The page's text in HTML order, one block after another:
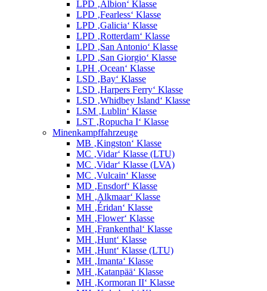
LPD ‚Albion‘ Klasse
LPD ‚Fearless‘ Klasse
LPD ‚Galicia‘ Klasse
LPD ‚Rotterdam‘ Klasse
LPD ‚San Antonio‘ Klasse
LPD ‚San Giorgio‘ Klasse
LPH ‚Ocean‘ Klasse
LSD ‚Bay‘ Klasse
LSD ‚Harpers Ferry‘ Klasse
LSD ‚Whidbey Island‘ Klasse
LSM ‚Lublin‘ Klasse
LST ‚Ropucha I‘ Klasse
Minenkampffahrzeuge
MB ‚Kingston‘ Klasse
MC ‚Vidar‘ Klasse (LTU)
MC ‚Vidar‘ Klasse (LVA)
MC ‚Vulcain‘ Klasse
MD ‚Ensdorf‘ Klasse
MH ‚Alkmaar‘ Klasse
MH ‚Éridan‘ Klasse
MH ‚Flower‘ Klasse
MH ‚Frankenthal‘ Klasse
MH ‚Hunt‘ Klasse
MH ‚Hunt‘ Klasse (LTU)
MH ‚Imanta‘ Klasse
MH ‚Katanpää‘ Klasse
MH ‚Kormoran II‘ Klasse